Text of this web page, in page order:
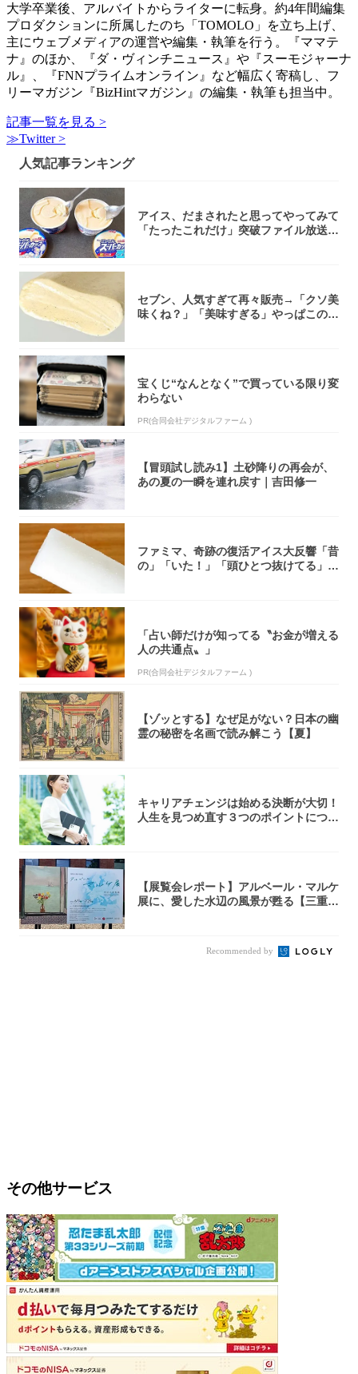
大学卒業後、アルバイトからライターに転身。約4年間編集
プロダクションに所属したのち「TOMOLO」を立ち上げ、
主にウェブメディアの運営や編集・執筆を行う。『ママテ
ナ』のほか、『ダ・ヴィンチニュース』や『スーモジャーナ
ル』、『FNNプライムオンライン』など幅広く寄稿し、フ
リーマガジン『BizHintマガジン』の編集・執筆も担当中。
記事一覧を見る >
≫Twitter >
人気記事ランキング
アイス、だまされたと思ってやってみて
「たったこれだけ」突破ファイル放送で
セブン、人気すぎて再々販売→「クソ美
味くね？」「美味すぎる」やっぱこのク
宝くじ“なんとなく”で買っている限り変
わらない
PR(合同会社デジタルファーム )
【冒頭試し読み1】土砂降りの再会が、
あの夏の一瞬を連れ戻す｜吉田修一
ファミマ、奇跡の復活アイス大反響「昔
の」「いた！」「頭ひとつ抜けてる」
「占い師だけが知ってる〝お金が増える
人の共通点〟」
PR(合同会社デジタルファーム )
【ゾッとする】なぜ足がない？日本の幽
霊の秘密を名画で読み解こう【夏】
キャリアチェンジは始める決断が大切！
人生を見つめ直す３つのポイントについ
【展覧会レポート】アルベール・マルケ
展に、愛した水辺の風景が甦る【三重県
Recommended by
その他サービス